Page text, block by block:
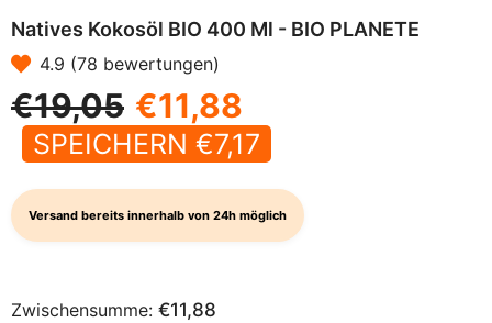
Natives Kokosöl BIO 400 Ml - BIO PLANETE
4.9 (78 bewertungen)
€19,05 €11,88
SPEICHERN €7,17
Versand bereits innerhalb von 24h möglich
Zwischensumme: €11,88